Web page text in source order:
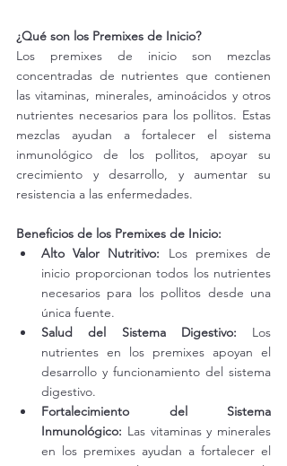
¿Qué son los Premixes de Inicio?
Los premixes de inicio son mezclas
concentradas de nutrientes que contienen
las vitaminas, minerales, aminoácidos y otros
nutrientes necesarios para los pollitos. Estas
mezclas ayudan a fortalecer el sistema
inmunológico de los pollitos, apoyar su
crecimiento y desarrollo, y aumentar su
resistencia a las enfermedades.
Beneficios de los Premixes de Inicio:
Alto Valor Nutritivo: Los premixes de
inicio proporcionan todos los nutrientes
necesarios para los pollitos desde una
única fuente.
Salud del Sistema Digestivo: Los
nutrientes en los premixes apoyan el
desarrollo y funcionamiento del sistema
digestivo.
Fortalecimiento del Sistema
Inmunológico: Las vitaminas y minerales
en los premixes ayudan a fortalecer el